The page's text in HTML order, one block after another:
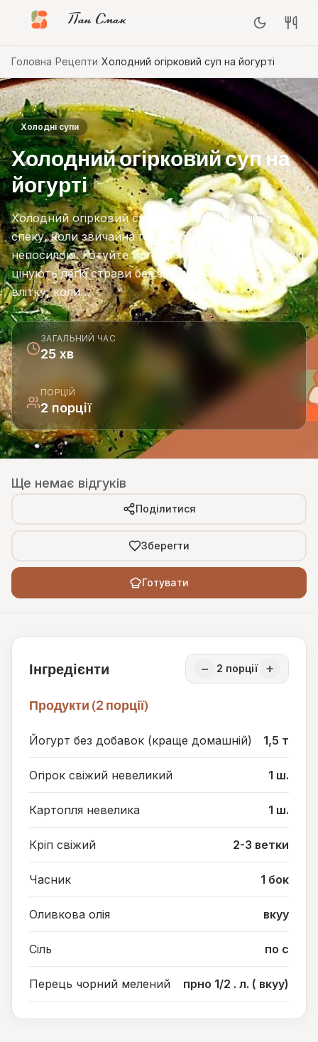
Пан Смак
Головна Рецепти Холодний огірковий суп на йогурті
Холодні супи
Холодний огірковий суп на
йогурті
Холодний огірковий суп – це те, що потрібно у
спеку, коли звичайна гаряча їжа здається
непосилою. Готуйте його для себе та близьких, які
цінують легкі страви без зайвих калорій, особливо
влітку, коли…
ЗАГАЛЬНИЙ ЧАС
25 хв
ПОРЦІЙ
2 порції
Ще немає відгуків
Поділитися
Зберегти
Готувати
Інгредієнти − 2 порції +
Продукти (2 порції)
Йогурт без добавок (краще домашній) 1,5 т
Огірок свіжий невеликий 1 ш.
Картопля невелика 1 ш.
Кріп свіжий 2-3 ветки
Часник 1 бок
Оливкова олія вкуу
Сіль по с
Перець чорний мелений прно 1/2 . л. ( вкуу)